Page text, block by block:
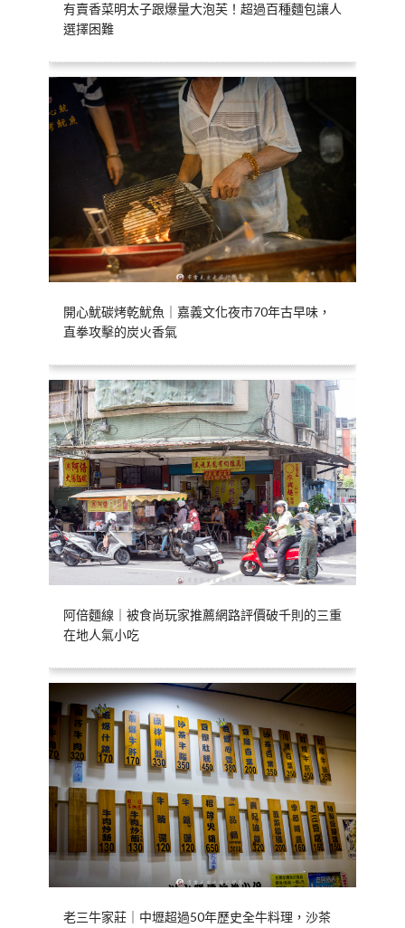
有賣香菜明太子跟爆量大泡芙！超過百種麵包讓人
選擇困難
開心魷碳烤乾魷魚｜嘉義文化夜市70年古早味，
直拳攻擊的炭火香氣
阿倍麵線｜被食尚玩家推薦網路評價破千則的三重
在地人氣小吃
老三牛家莊｜中壢超過50年歷史全牛料理，沙茶